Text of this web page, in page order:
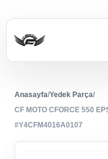
Anasayfa/Yedek Parça/
CF MOTO CFORCE 550
#Y4CFM4016A0107